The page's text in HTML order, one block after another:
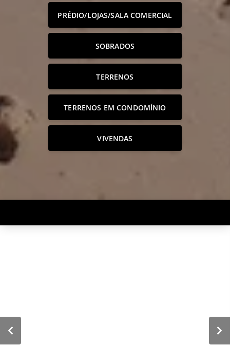
PRÉDIO/LOJAS/SALA COMERCIAL
SOBRADOS
TERRENOS
TERRENOS EM CONDOMÍNIO
VIVENDAS